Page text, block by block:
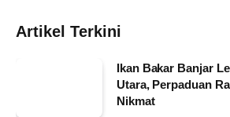
Artikel Terkini
Ikan Bakar Banjar
Utara, Perpaduan
Nikmat